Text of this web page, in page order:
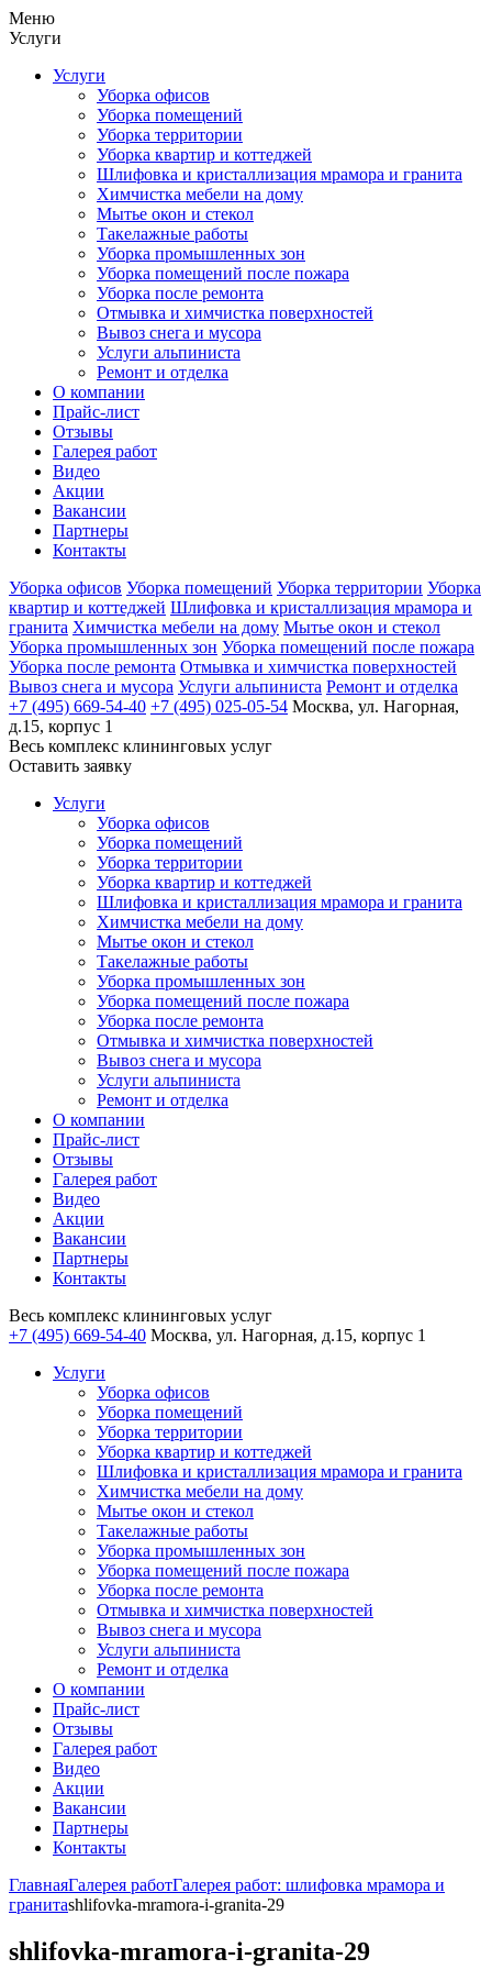
Меню
Услуги
Услуги
Уборка офисов
Уборка помещений
Уборка территории
Уборка квартир и коттеджей
Шлифовка и кристаллизация мрамора и гранита
Химчистка мебели на дому
Мытье окон и стекол
Такелажные работы
Уборка промышленных зон
Уборка помещений после пожара
Уборка после ремонта
Отмывка и химчистка поверхностей
Вывоз снега и мусора
Услуги альпиниста
Ремонт и отделка
О компании
Прайс-лист
Отзывы
Галерея работ
Видео
Акции
Вакансии
Партнеры
Контакты
Уборка офисов Уборка помещений Уборка территории Уборка
квартир и коттеджей Шлифовка и кристаллизация мрамора и
гранита Химчистка мебели на дому Мытье окон и стекол
Уборка промышленных зон Уборка помещений после пожара
Уборка после ремонта Отмывка и химчистка поверхностей
Вывоз снега и мусора Услуги альпиниста Ремонт и отделка
+7 (495) 669-54-40 +7 (495) 025-05-54 Москва, ул. Нагорная,
д.15, корпус 1
Весь комплекс клининговых услуг
Оставить заявку
Услуги
Уборка офисов
Уборка помещений
Уборка территории
Уборка квартир и коттеджей
Шлифовка и кристаллизация мрамора и гранита
Химчистка мебели на дому
Мытье окон и стекол
Такелажные работы
Уборка промышленных зон
Уборка помещений после пожара
Уборка после ремонта
Отмывка и химчистка поверхностей
Вывоз снега и мусора
Услуги альпиниста
Ремонт и отделка
О компании
Прайс-лист
Отзывы
Галерея работ
Видео
Акции
Вакансии
Партнеры
Контакты
Весь комплекс клининговых услуг
+7 (495) 669-54-40 Москва, ул. Нагорная, д.15, корпус 1
Услуги
Уборка офисов
Уборка помещений
Уборка территории
Уборка квартир и коттеджей
Шлифовка и кристаллизация мрамора и гранита
Химчистка мебели на дому
Мытье окон и стекол
Такелажные работы
Уборка промышленных зон
Уборка помещений после пожара
Уборка после ремонта
Отмывка и химчистка поверхностей
Вывоз снега и мусора
Услуги альпиниста
Ремонт и отделка
О компании
Прайс-лист
Отзывы
Галерея работ
Видео
Акции
Вакансии
Партнеры
Контакты
ГлавнаяГалерея работГалерея работ: шлифовка мрамора и
гранитаshlifovka-mramora-i-granita-29
shlifovka-mramora-i-granita-29